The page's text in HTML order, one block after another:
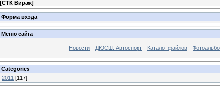
[СТК Вираж]
Форма входа
Меню сайта
Новости ДЮСШ. Автоспорт Каталог файлов
Categories
2011 [117]